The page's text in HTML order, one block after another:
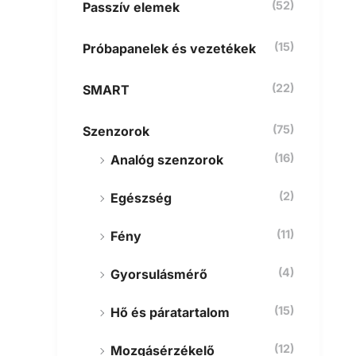
Passzív elemek (52)
Próbapanelek és vezetékek (15)
SMART (22)
Szenzorok (75)
Analóg szenzorok (16)
Egészség (2)
Fény (11)
Gyorsulásmérő (4)
Hő és páratartalom (15)
Mozgásérzékelő (12)